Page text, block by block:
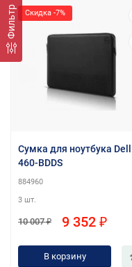
Фильтр Скидка -7%
Сумка для ноутбука Dell
460-BDDS
884960
3 шт.
10 007 ₽ 9 352 ₽
В корзину